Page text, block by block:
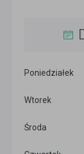
Poniedziałek
Wtorek
Środa